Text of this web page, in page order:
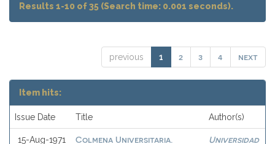
Results 1-10 of 35 (Search time: 0.001 seconds).
previous 1 2 3 4 next
Item hits:
Issue Date Title Author(s)
15-Aug-1971
Colmena Universitaria.
Universidad